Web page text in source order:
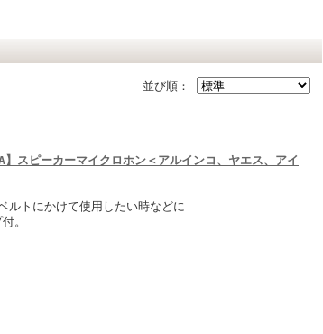
並び順：
スピーカーマイクロホン＜アルインコ、ヤエス、アイ
ルトにかけて使用したい時などに
。